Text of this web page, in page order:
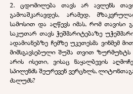
2. ცდომილება თავს არ ავლენს
გამოაშკარავდეს, არამედ,
სამოსით და აღწევს იმას, რომ
საკუთარ თავს ჭეშმარიტებაზე
ადამიანებზე ჩემზე უკეთესმა ვინმემ
მიმსგავსებული შუშა თვით ზურმუხტს
არის ისეთი, ვისაც ნაყალბევის
სპილენძს შეურევენ ვერცხლს,
ძალუძს?